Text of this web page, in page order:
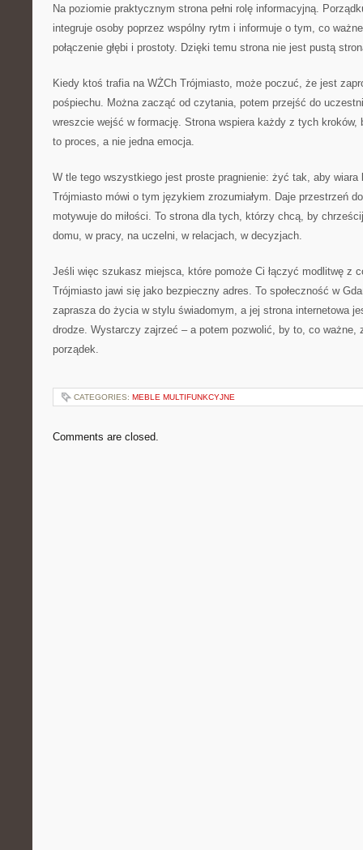
Na poziomie praktycznym strona pełni rolę informacyjną.
integruje osoby poprzez wspólny rytm i informuje o tym, co
połączenie głębi i prostoty. Dzięki temu strona nie jest pustą
Kiedy ktoś trafia na WŻCh Trójmiasto, może poczuć, że jest
pośpiechu. Można zacząć od czytania, potem przejść do
wreszcie wejść w formację. Strona wspiera każdy z tych kroków,
to proces, a nie jedna emocja.
W tle tego wszystkiego jest proste pragnienie: żyć tak, aby wiara
Trójmiasto mówi o tym językiem zrozumiałym. Daje przestrzeń
motywuje do miłości. To strona dla tych, którzy chcą, by
domu, w pracy, na uczelni, w relacjach, w decyzjach.
Jeśli więc szukasz miejsca, które pomoże Ci łączyć modlitwę z
Trójmiasto jawi się jako bezpieczny adres. To społeczność w
zaprasza do życia w stylu świadomym, a jej strona internetowa
drodze. Wystarczy zajrzeć – a potem pozwolić, by to, co ważne,
porządek.
CATEGORIES: MEBLE MULTIFUNKCYJNE
Comments are closed.